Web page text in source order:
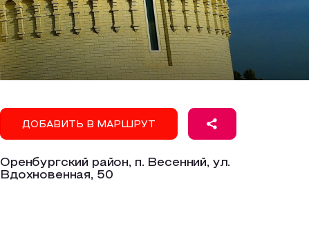
ДОБАВИТЬ В МАРШРУТ
Оренбургский район, п. Весенний, ул. ​
Вдохновенная, 50